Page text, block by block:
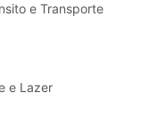
e Transporte
Turismo, Esporte e Lazer